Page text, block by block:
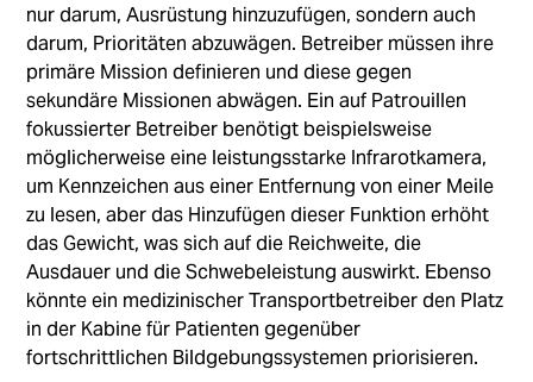
nur darum, Ausrüstung hinzuzufügen, sondern auch
darum, Prioritäten abzuwägen. Betreiber müssen ihre
primäre Mission definieren und diese gegen
sekundäre Missionen abwägen. Ein auf Patrouillen
fokussierter Betreiber benötigt beispielsweise
möglicherweise eine leistungsstarke Infrarotkamera,
um Kennzeichen aus einer Entfernung von einer Meile
zu lesen, aber das Hinzufügen dieser Funktion erhöht
das Gewicht, was sich auf die Reichweite, die
Ausdauer und die Schwebeleistung auswirkt. Ebenso
könnte ein medizinischer Transportbetreiber den Platz
in der Kabine für Patienten gegenüber
fortschrittlichen Bildgebungssystemen priorisieren.